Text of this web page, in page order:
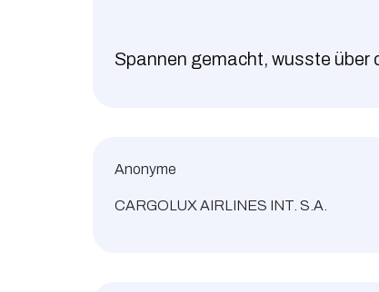
Spannen gemacht, wusste über
Anonyme
CARGOLUX AIRLINES INT. S.A.